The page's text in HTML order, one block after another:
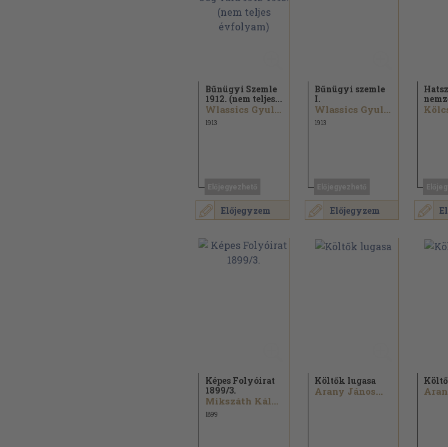
Előjegyzem
Bűnügyi Szemle
1912. (nem teljes...
Wlassics Gyula...
1913
Előjegyzem
Bűnügyi szemle
I.
Wlassics Gyula...
1913
Képes Folyóirat
1899/3.
Mikszáth Kálmán...
1899
Költők lugasa
Arany János...